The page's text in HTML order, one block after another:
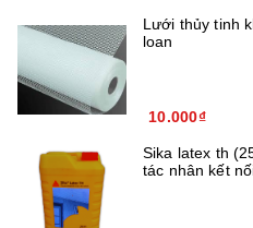
Lưới thủy tinh
loan
10.000₫
Sika latex th
tác nhân kết